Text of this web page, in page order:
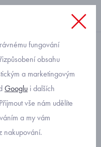
2656-14
fungování
obsahu
a marketingovým
Googlu i dalších
vše nám udělíte
a my vám
nakupování.